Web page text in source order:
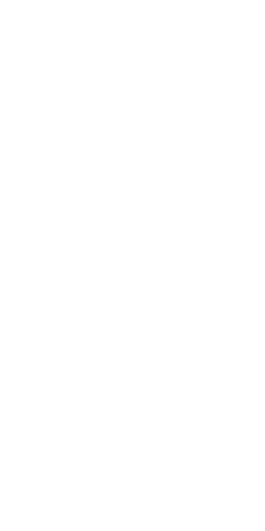
e dobrada, que deslizou até o chão.